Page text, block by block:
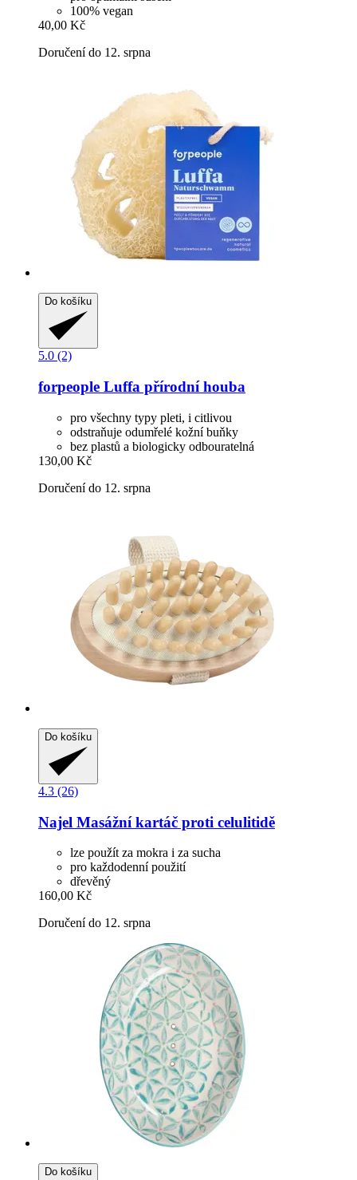
100% vegan
40,00 Kč
Doručení do 12. srpna
Do košíku
5.0 (2)
forpeople Luffa přírodní houba
pro všechny typy pleti, i citlivou
odstraňuje odumřelé kožní buňky
bez plastů a biologicky odbouratelná
130,00 Kč
Doručení do 12. srpna
Do košíku
4.3 (26)
Najel Masážní kartáč proti celulitidě
lze použít za mokra i za sucha
pro každodenní použití
dřevěný
160,00 Kč
Doručení do 12. srpna
Do košíku